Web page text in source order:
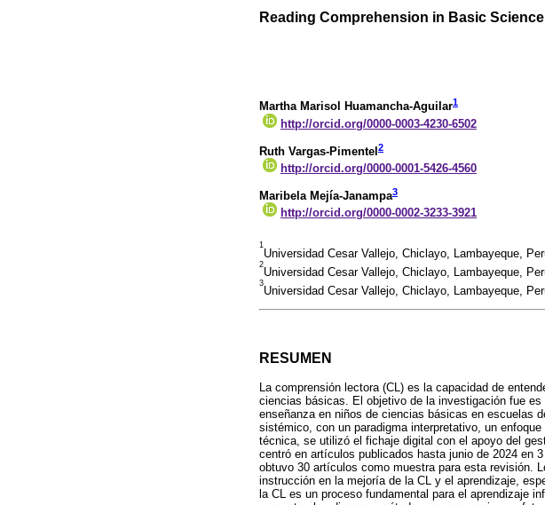
Reading Comprehension in Basic
Martha Marisol Huamancha-Aguilar1
http://orcid.org/0000-0003-4230-6502
Ruth Vargas-Pimentel 2
http://orcid.org/0000-0001-5426-4560
Maribela Mejía-Janampa3
http://orcid.org/0000-0002-3233-3921
1
Universidad Cesar Vallejo, Chiclayo, Lambayeque,
2
Universidad Cesar Vallejo, Chiclayo, Lambayeque,
3
Universidad Cesar Vallejo, Chiclayo, Lambayeque,
RESUMEN
La comprensión lectora (CL) es la capacidad de
ciencias básicas. El objetivo de la investigación fue
enseñanza en niños de ciencias básicas en escuelas
sistémico, con un paradigma interpretativo, un
técnica, se utilizó el fichaje digital con el apoyo del
centró en artículos publicados hasta junio de 2024 en
obtuvo 30 artículos como muestra para esta revisión.
instrucción en la mejoría de la CL y el aprendizaje,
la CL es un proceso fundamental para el aprendizaje